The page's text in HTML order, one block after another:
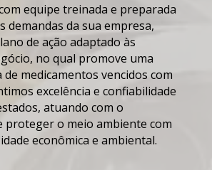
equipe treinada e preparada
demandas da sua empresa,
de ação adaptado às
no qual promove uma
medicamentos vencidos com
excelência e confiabilidade
atuando com o
proteger o meio ambiente com
econômica e ambiental.